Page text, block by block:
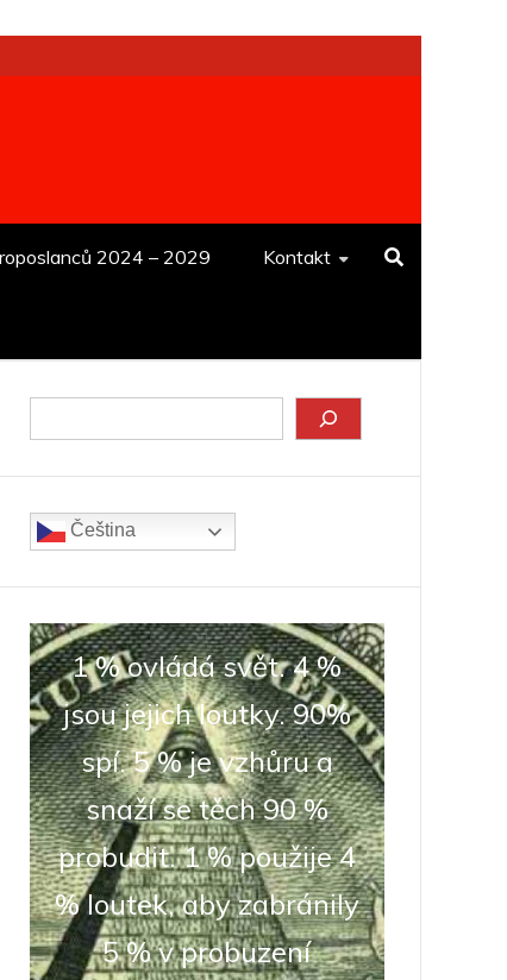
2024 – 2029 Kontakt
Čeština‎
1 % ovládá svět. 4 %
jsou jejich loutky. 90%
spí. 5 % je vzhůru a
snaží se těch 90 %
probudit. 1 % použije 4
% loutek, aby zabránily
5 % v probuzení